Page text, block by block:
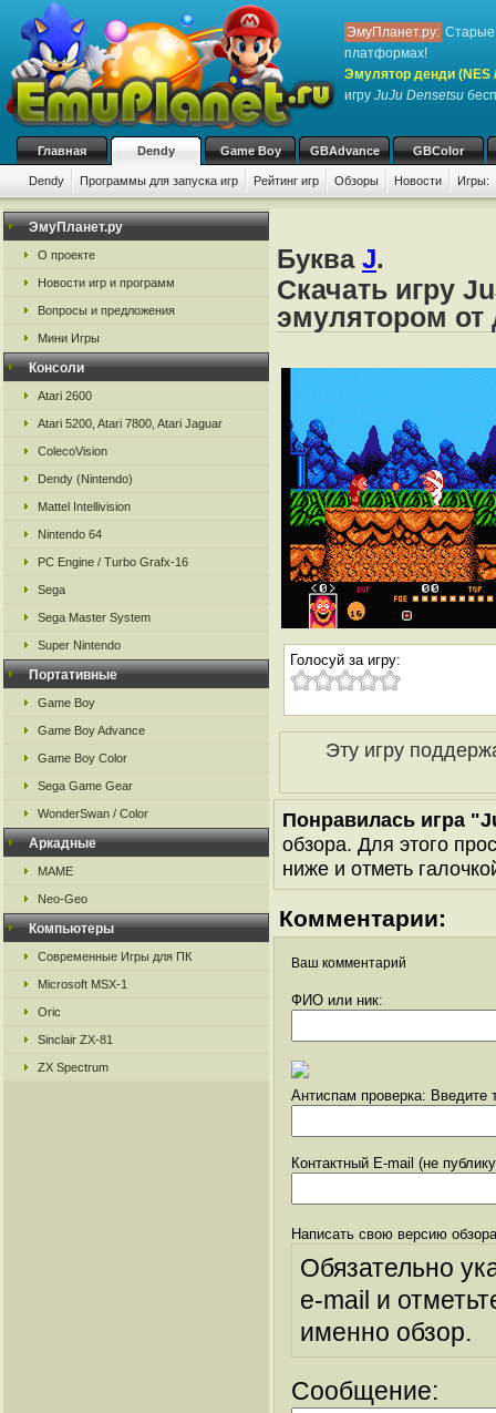
ЭмуПланет.ру: Старые
платформах!
Эмулятор денди (NES
игру JuJu Densetsu
Главная Dendy Game Boy GBAdvance GBColor
Dendy Программы для запуска игр Рейтинг игр Обзоры Новости Игры:
ЭмуПланет.ру
О проекте
Новости игр и программ
Вопросы и предложения
Мини Игры
Консоли
Atari 2600
Atari 5200, Atari 7800, Atari Jaguar
ColecoVision
Dendy (Nintendo)
Mattel Intellivision
Nintendo 64
PC Engine / Turbo Grafx-16
Sega
Sega Master System
Super Nintendo
Портативные
Game Boy
Game Boy Advance
Game Boy Color
Sega Game Gear
WonderSwan / Color
Аркадные
MAME
Neo-Geo
Компьютеры
Современные Игры для ПК
Microsoft MSX-1
Oric
Sinclair ZX-81
ZX Spectrum
Буква J.
Скачать игру
эмулятором от
Голосуй за игру:
Эту игру
Понравилась игра
обзора. Для этого
ниже и отметь
Комментарии:
Ваш комментарий
ФИО или ник:
Антиспам проверка: Введите
Контактный E-mail (не
Написать свою версию
Обязательно
e-mail и
именно обзор.
Сообщение: